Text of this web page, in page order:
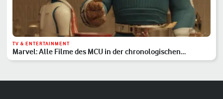
TV & ENTERTAINMENT
Marvel: Alle Filme des MCU in der chronologischen
Reihenfolge